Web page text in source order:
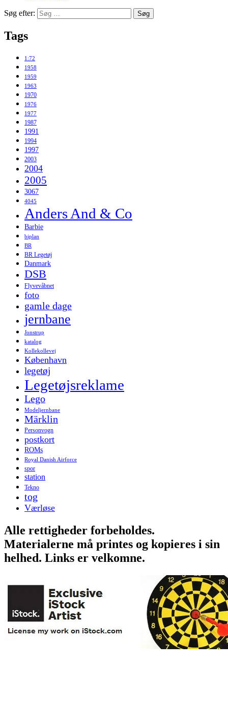
Søg efter:
Tags
1:72
1958
1959
1963
1970
1976
1977
1987
1991
1994
1997
2003
2004
2005
3067
4045
Anders And & Co
Barbie
biplan
BR
BR Legetøj
Danmark
DSB
Flyvevåbnet
foto
gamle dage
jernbane
Jonstrup
katalog
Kollekollevej
København
legetøj
Legetøjsreklame
Lego
Modeljernbane
Märklin
Personvogn
postkort
ROMs
Royal Danish Airforce
spor
station
Tekno
tog
Værløse
Alle rettigheder forbeholdes.
Materialerne må printes og kopieres i sin
helhed. Links er velkomne.